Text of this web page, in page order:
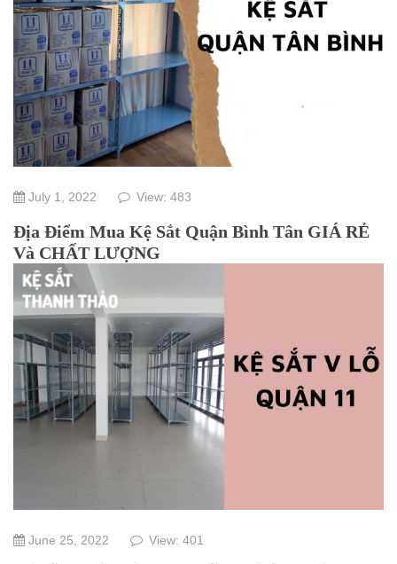
July 1, 2022 View: 483
Địa Điểm Mua Kệ Sắt Quận Bình Tân GIÁ RẺ
Và CHẤT LƯỢNG
June 25, 2022 View: 401